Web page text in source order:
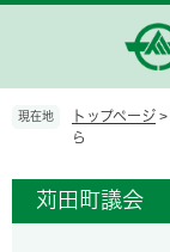
の
ー
現在地 トップページ >
ら
苅田町議会